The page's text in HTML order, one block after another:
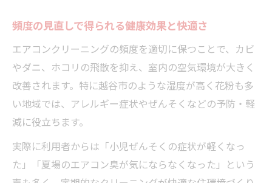
頻度の見直しで得られる健康効果と快適さ
エアコンクリーニングの頻度を適切に保つことで、カビ
やダニ、ホコリの飛散を抑え、室内の空気環境が大きく
改善されます。特に越谷市のような湿度が高く花粉も多
い地域では、アレルギー症状やぜんそくなどの予防・軽
減に役立ちます。
実際に利用者からは「小児ぜんそくの症状が軽くなっ
た」「夏場のエアコン臭が気にならなくなった」という